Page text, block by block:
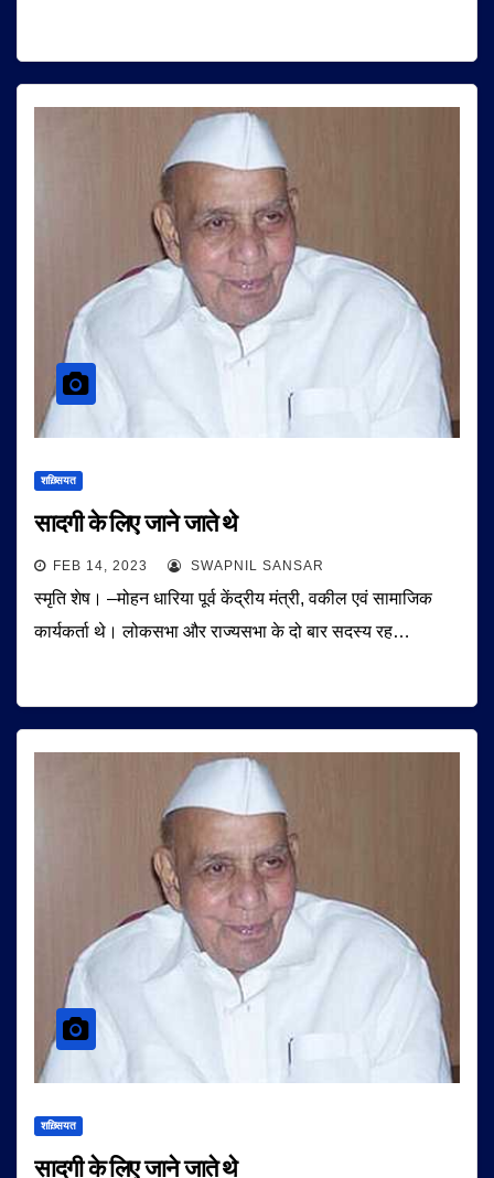
शख़्सियत
सादगी के लिए जाने जाते थे
FEB 14, 2023 SWAPNIL SANSAR
स्मृति शेष। –मोहन धारिया पूर्व केंद्रीय मंत्री, वकील एवं सामाजिक
कार्यकर्ता थे। लोकसभा और राज्यसभा के दो बार सदस्य रह…
शख़्सियत
सादगी के लिए जाने जाते थे